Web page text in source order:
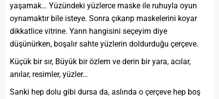
yaşamak… Yüzündeki yüzlerce maske ile ruhuyla oyun
oynamaktır bile isteye. Sonra çıkarıp maskelerini koyar
dikkatlice vitrine. Yarın hangisini seçeyim diye
düşünürken, boşalır sahte yüzlerin doldurduğu çerçeve.
Küçük bir sır, Büyük bir özlem ve derin bir yara, acılar,
anılar, resimler, yüzler…
Sanki hep dolu gibi dursa da, aslında o çerçeve hep boş